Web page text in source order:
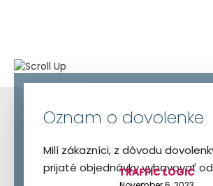
Oznam o dovolenke
Milí zákazníci, z dôvodu
prijaté objednávky vybavovať od
Blog
TRAFFIC LOGIC